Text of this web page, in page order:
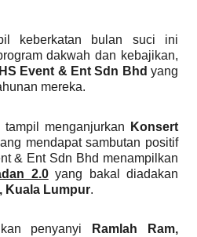
keberkatan bulan suci ini
dakwah dan kebajikan,
HS Event & Ent Sdn Bhd yang
mereka.
menganjurkan
Konsert
mendapat sambutan positif
& Ent Sdn Bhd menampilkan
2.0yang bakal diadakan
Kuala Lumpur.
penyanyi
Ramlah Ram,